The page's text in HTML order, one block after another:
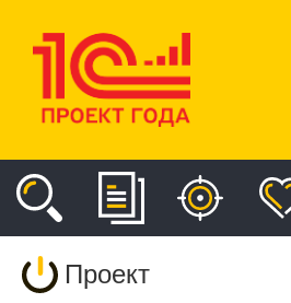
Проект